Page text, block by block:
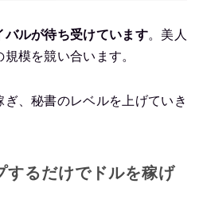
バルが待ち受けています。美人
模を競い合います。
ぎ、秘書のレベルを上げていき
するだけでドルを稼げ